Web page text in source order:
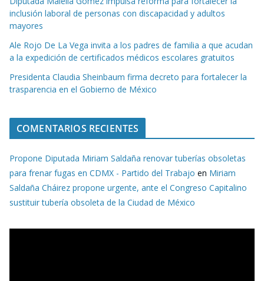
inclusión laboral de personas con discapacidad y adultos
mayores
Ale Rojo De La Vega invita a los padres de familia a que acudan
a la expedición de certificados médicos escolares gratuitos
Presidenta Claudia Sheinbaum firma decreto para fortalecer la
trasparencia en el Gobierno de México
COMENTARIOS RECIENTES
Propone Diputada Miriam Saldaña renovar tuberías obsoletas
para frenar fugas en CDMX - Partido del Trabajo en Miriam
Saldaña Cháirez propone urgente, ante el Congreso Capitalino
sustituir tubería obsoleta de la Ciudad de México